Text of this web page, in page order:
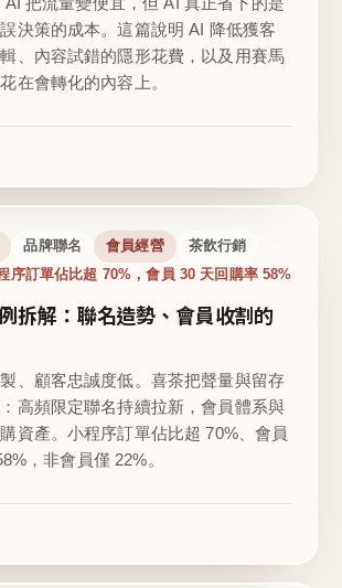
決策的成本。這篇說明 AI 降低獲客
、內容試錯的隱形花費，以及用賽馬
在會轉化的內容上。
品牌聯名 會員經營 茶飲行銷
序訂單佔比超 70%，會員 30 天回購率 58%
拆解：聯名造勢、會員收割的
、顧客忠誠度低。喜茶把聲量與留存
高頻限定聯名持續拉新，會員體系與
資產。小程序訂單佔比超 70%、會員
，非會員僅 22%。